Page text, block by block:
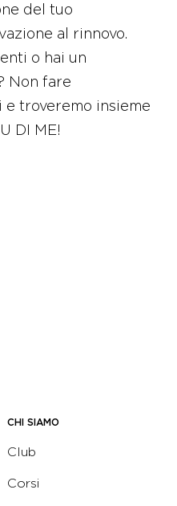
del tuo
al rinnovo.
o hai un
Non fare
e troveremo insieme
DI ME!
CHI SIAMO
Club
Corsi